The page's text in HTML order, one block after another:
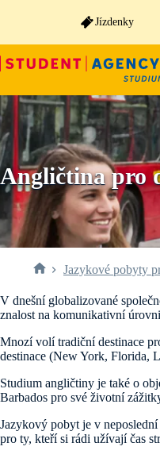
Jízdenky
Angličtina pro
Jazykové pobyty
V dnešní globalizované
znalost na komunikativní
Mnozí volí tradiční destinace
destinace (New York, Florida,
Studium angličtiny je také o
Barbados pro své životní
Jazykový pobyt je v
pro ty, kteří si rádi užívají čas